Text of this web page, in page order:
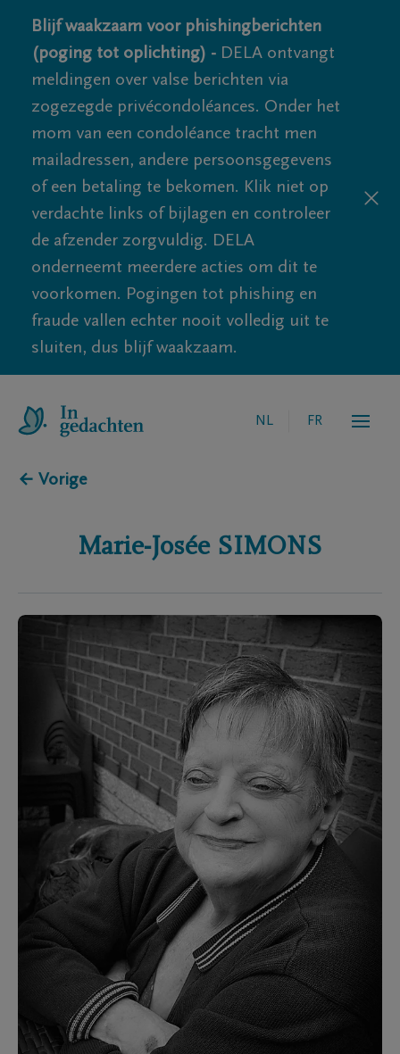
Blijf waakzaam voor phishingberichten
(poging tot oplichting) - DELA ontvangt
meldingen over valse berichten via
zogezegde privécondoléances. Onder het
mom van een condoléance tracht men
mailadressen, andere persoonsgegevens
of een betaling te bekomen. Klik niet op
verdachte links of bijlagen en controleer
de afzender zorgvuldig. DELA
onderneemt meerdere acties om dit te
voorkomen. Pogingen tot phishing en
fraude vallen echter nooit volledig uit te
sluiten, dus blijf waakzaam.
NL FR
← Vorige
Marie-Josée SIMONS